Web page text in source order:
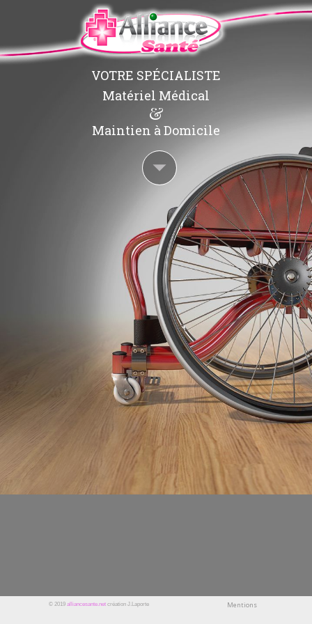
Matériel Médical
&
Maintien à Domicile
VOTRE SPÉCIALISTE
Mentions
© 2019 alliancesante.net création J.Laporte